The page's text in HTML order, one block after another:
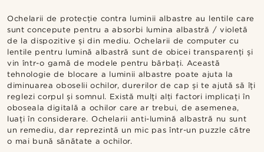
Ochelarii de protecție contra luminii albastre au lentile care
sunt concepute pentru a absorbi lumina albastră / violetă
de la dispozitive și din mediu. Ochelarii de computer cu
lentile pentru lumină albastră sunt de obicei transparenți și
vin într-o gamă de modele pentru bărbați. Această
tehnologie de blocare a luminii albastre poate ajuta la
diminuarea oboselii ochilor, durerilor de cap și te ajută să îți
reglezi corpul și somnul. Există mulți alți factori implicați în
oboseala digitală a ochilor care ar trebui, de asemenea,
luați în considerare. Ochelarii anti-lumină albastră nu sunt
un remediu, dar reprezintă un mic pas într-un puzzle către
o mai bună sănătate a ochilor.